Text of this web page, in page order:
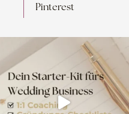
Pinterest